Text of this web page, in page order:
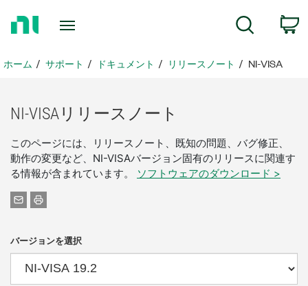
ペホーム サポート ドキュメント リリースノート NI-VISA
NI-VISAリリース ノート
このページには、リリースノート、既知の問題、バグ修正、
動作の変更など、NI-VISAバージョン固有のリリースに関連す
る情報が含まれています。
ソフトウェアのダウンロード >
バージョンを選択